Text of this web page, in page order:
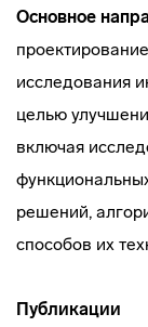
Основное
исследования
целью
включая
решений,
способов их
Публикации